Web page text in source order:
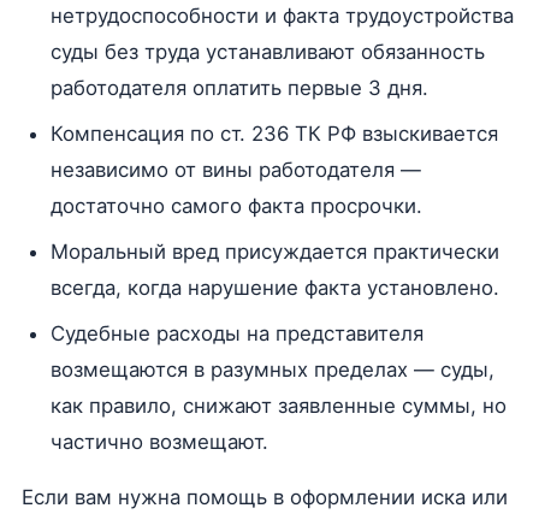
нетрудоспособности и факта трудоустройства
суды без труда устанавливают обязанность
работодателя оплатить первые 3 дня.
Компенсация по ст. 236 ТК РФ взыскивается
независимо от вины работодателя —
достаточно самого факта просрочки.
Моральный вред присуждается практически
всегда, когда нарушение факта установлено.
Судебные расходы на представителя
возмещаются в разумных пределах — суды,
как правило, снижают заявленные суммы, но
частично возмещают.
Если вам нужна помощь в оформлении иска или